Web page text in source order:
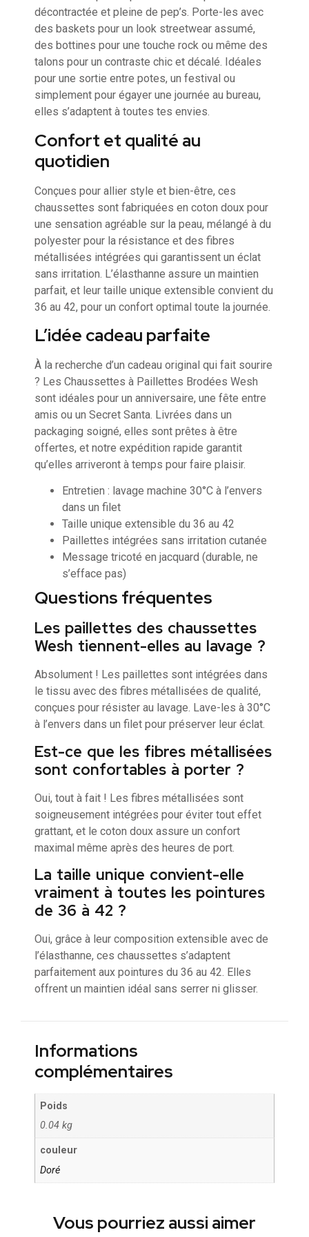
décontractée et pleine de pep’s. Porte-les avec
des baskets pour un look streetwear assumé,
des bottines pour une touche rock ou même des
talons pour un contraste chic et décalé. Idéales
pour une sortie entre potes, un festival ou
simplement pour égayer une journée au bureau,
elles s’adaptent à toutes tes envies.
Confort et qualité au
quotidien
Conçues pour allier style et bien-être, ces
chaussettes sont fabriquées en coton doux pour
une sensation agréable sur la peau, mélangé à du
polyester pour la résistance et des fibres
métallisées intégrées qui garantissent un éclat
sans irritation. L’élasthanne assure un maintien
parfait, et leur taille unique extensible convient du
36 au 42, pour un confort optimal toute la journée.
L’idée cadeau parfaite
À la recherche d’un cadeau original qui fait sourire
? Les Chaussettes à Paillettes Brodées Wesh
sont idéales pour un anniversaire, une fête entre
amis ou un Secret Santa. Livrées dans un
packaging soigné, elles sont prêtes à être
offertes, et notre expédition rapide garantit
qu’elles arriveront à temps pour faire plaisir.
Entretien : lavage machine 30°C à l’envers
dans un filet
Taille unique extensible du 36 au 42
Paillettes intégrées sans irritation cutanée
Message tricoté en jacquard (durable, ne
s’efface pas)
Questions fréquentes
Les paillettes des chaussettes
Wesh tiennent-elles au lavage ?
Absolument ! Les paillettes sont intégrées dans
le tissu avec des fibres métallisées de qualité,
conçues pour résister au lavage. Lave-les à 30°C
à l’envers dans un filet pour préserver leur éclat.
Est-ce que les fibres métallisées
sont confortables à porter ?
Oui, tout à fait ! Les fibres métallisées sont
soigneusement intégrées pour éviter tout effet
grattant, et le coton doux assure un confort
maximal même après des heures de port.
La taille unique convient-elle
vraiment à toutes les pointures
de 36 à 42 ?
Oui, grâce à leur composition extensible avec de
l’élasthanne, ces chaussettes s’adaptent
parfaitement aux pointures du 36 au 42. Elles
offrent un maintien idéal sans serrer ni glisser.
Informations
complémentaires
Poids
0.04 kg
couleur
Doré
Vous pourriez aussi aimer